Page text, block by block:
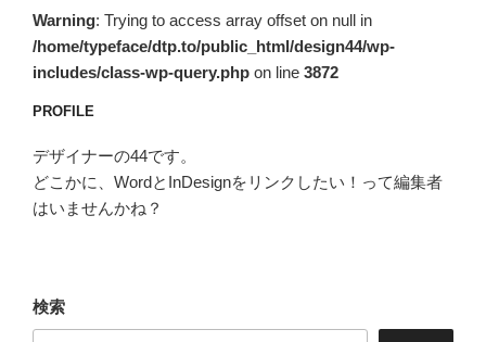
ン
Warning: Trying to access array offset on null in
/home/typeface/dtp.to/public_html/design44/wp-
includes/class-wp-query.php on line 3872
PROFILE
デザイナーの44です。
どこかに、WordとInDesignをリンクしたい！って編集者
はいませんかね？
検索